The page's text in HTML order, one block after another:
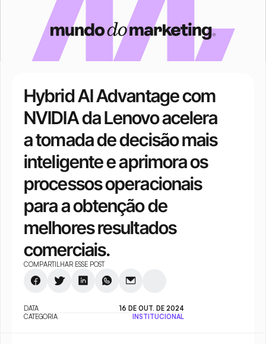
Hybrid AI Advantage com
NVIDIA da Lenovo acelera
a tomada de decisão mais
inteligente e aprimora os
processos operacionais
para a obtenção de
melhores resultados
comerciais.
COMPARTILHAR ESSE POST
DATA
16 DE OUT. DE 2024
CATEGORIA
INSTITUCIONAL